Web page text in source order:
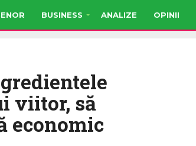
BUSINESS ANALIZE OPINII
viitor, să
economic